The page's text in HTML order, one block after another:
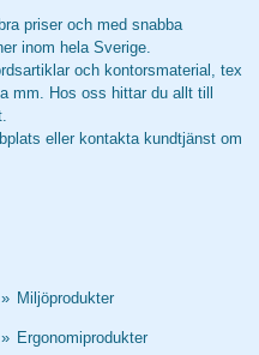
priser och med snabba
inom hela Sverige.
och kontorsmaterial, tex
mm. Hos oss hittar du allt till
eller kontakta kundtjänst om
» Miljöprodukter
» Ergonomiprodukter